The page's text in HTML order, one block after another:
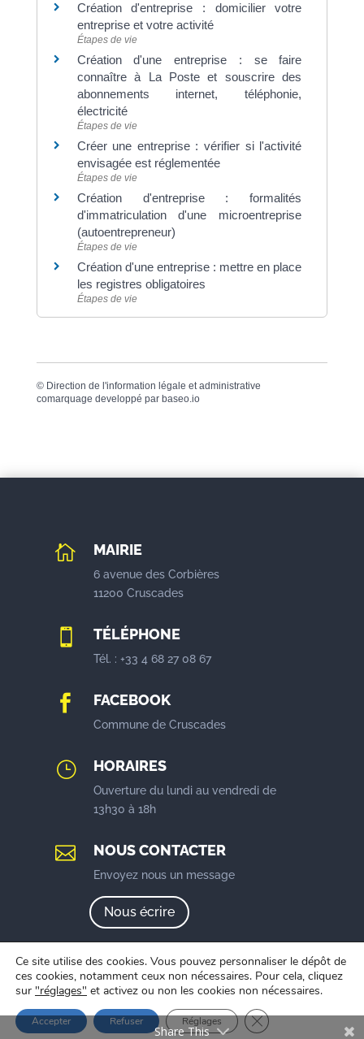
Création d'entreprise : domicilier votre
entreprise et votre activité
Étapes de vie
Création d'une entreprise : se faire
connaître à La Poste et souscrire des
abonnements internet, téléphonie,
électricité
Étapes de vie
Créer une entreprise : vérifier si l'activité
envisagée est réglementée
Étapes de vie
Création d'entreprise : formalités
d'immatriculation d'une microentreprise
(autoentrepreneur)
Étapes de vie
Création d'une entreprise : mettre en place
les registres obligatoires
Étapes de vie
© Direction de l'information légale et administrative
comarquage developpé par baseo.io
 MAIRIE
6 avenue des Corbières
11200 Cruscades
 TÉLÉPHONE
Tél. : +33 4 68 27 08 67
 FACEBOOK
Commune de Cruscades
} HORAIRES
Ouverture du lundi au vendredi de
13h30 à 18h
 NOUS CONTACTER
Envoyez nous un message
Nous écrire
Mentions légales|Politique de confidentialité
Eponia Communication
Ce site utilise des cookies. Vous pouvez personnaliser le dépôt de
ces cookies, notamment ceux non nécessaires. Pour cela, cliquez
sur "réglages" et activez ou non les cookies non nécessaires.
Accepter Refuser Réglages
Fermer la bannière
Share This